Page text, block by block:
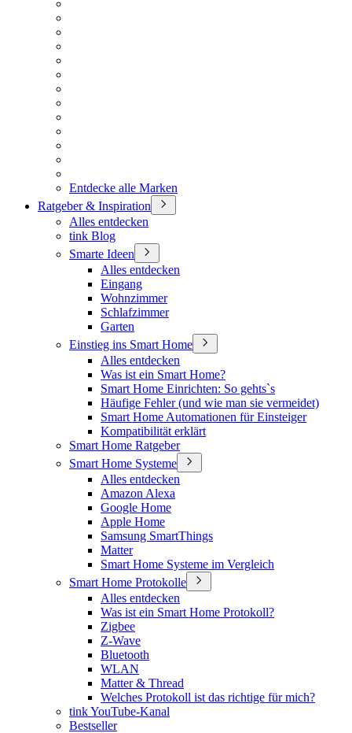
Entdecke alle Marken
Ratgeber & Inspiration
Alles entdecken
tink Blog
Smarte Ideen
Alles entdecken
Eingang
Wohnzimmer
Schlafzimmer
Garten
Einstieg ins Smart Home
Alles entdecken
Was ist ein Smart Home?
Smart Home Einrichten: So gehts`s
Häufige Fehler (und wie man sie vermeidet)
Smart Home Automationen für Einsteiger
Kompatibilität erklärt
Smart Home Ratgeber
Smart Home Systeme
Alles entdecken
Amazon Alexa
Google Home
Apple Home
Samsung SmartThings
Matter
Smart Home Systeme im Vergleich
Smart Home Protokolle
Alles entdecken
Was ist ein Smart Home Protokoll?
Zigbee
Z-Wave
Bluetooth
WLAN
Matter & Thread
Welches Protokoll ist das richtige für mich?
tink YouTube-Kanal
Bestseller